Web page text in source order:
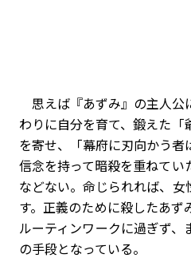
思えば『あずみ』の主人公
わりに自分を育て、鍛えた
を寄せ、「幕府に刃向かう
信念を持って暗殺を重ねて
などない。命じられれば、
す。正義のために殺したあ
ルーティンワークに過ぎず
の手段となっている。